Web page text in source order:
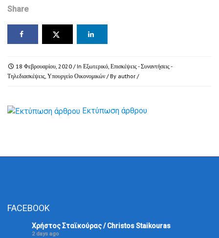
Share
18 Φεβρουαρίου, 2020 / In Εξωτερικό, Επισκέψεις - Συναντήσεις -
Τηλεδιασκέψεις, Υπουργείο Οικονομικών / By author /
Εκτύπωση άρθρου
FACEBOOK
Χρήστος Σταϊκούρας / Christos Staikouras
2 days ago